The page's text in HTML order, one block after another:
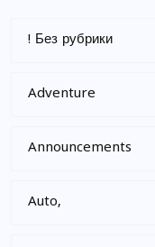
! Без рубрики
Adventure
Announcements
Auto,